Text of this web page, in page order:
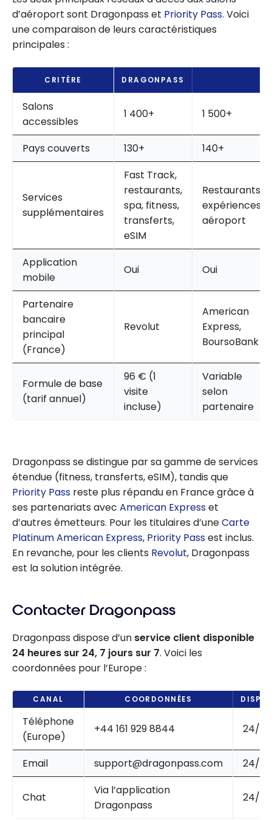
d’aéroport sont Dragonpass et Priority Pass. Voici
une comparaison de leurs caractéristiques
principales :
CRITÈRE DRAGONPASS
Salons
accessibles
1 400+ 1 500+
Pays couverts 130+ 140+
Services
supplémentaires
Fast Track,
restaurants,
spa, fitness,
transferts,
eSIM
Restaurants,
expériences
aéroport
Application
mobile
Oui Oui
Partenaire
bancaire
principal
(France)
Revolut
American
Express,
BoursoBank
Formule de base
(tarif annuel)
96 € (1
visite
incluse)
Variable
selon
partenaire
Dragonpass se distingue par sa gamme de services
étendue (fitness, transferts, eSIM), tandis que
Priority Pass reste plus répandu en France grâce à
ses partenariats avec American Expresset
d’autres émetteurs. Pour les titulaires d’uneCarte
Platinum American Express, Priority Passest inclus.
En revanche, pour les clients Revolut, Dragonpass
est la solution intégrée.
Contacter Dragonpass
Dragonpass dispose d’un service client disponible
24 heures sur 24, 7 jours sur 7. Voici les
coordonnées pour l’Europe :
CANAL COORDONNÉES
Téléphone
(Europe)
+44 161 929 8844 24/7
Email support@dragonpass.com 24/7
Chat
Via l’application
Dragonpass
24/7